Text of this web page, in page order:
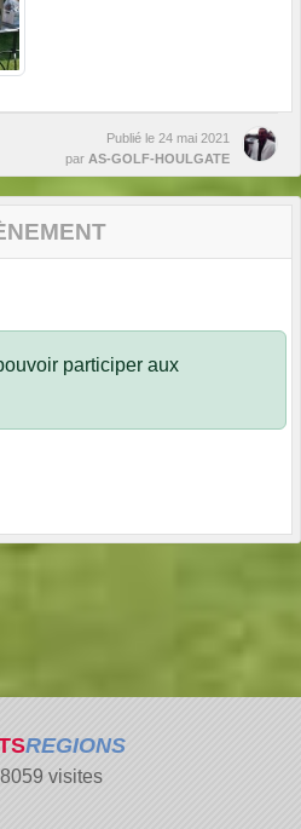
Publié le 24 mai 2021
par AS-GOLF-HOULGATE
participer aux
REGIONS
visites